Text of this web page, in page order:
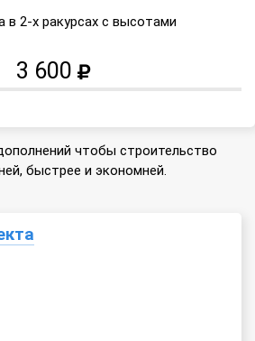
в 2-х ракурсах с высотами
3 600
чтобы строительство
быстрее и экономней.